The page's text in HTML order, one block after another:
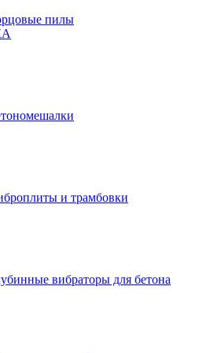
пилы
и трамбовки
вибраторы для бетона